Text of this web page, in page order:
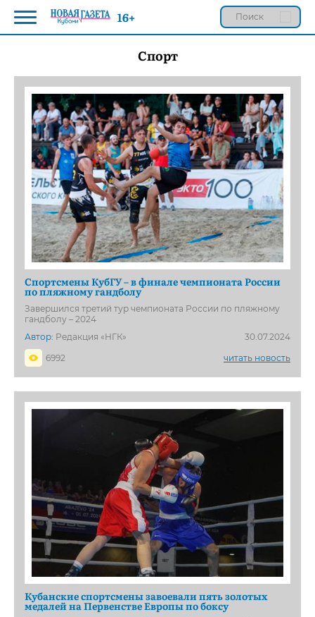
Спорт
Спортсмены КубГУ – в финале чемпионата России
по пляжному гандболу
Завершился третий тур чемпионата России по пляжному
гандболу – 2024
Автор: Редакция «НГК»
30.07.2024
6992
читать новость
Кубанские спортсмены завоевали пять золотых
медалей на Первенстве Европы по боксу
16+